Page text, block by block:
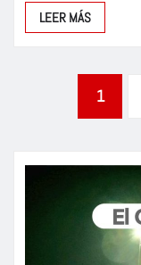
LEER MÁS
de
entradas
1